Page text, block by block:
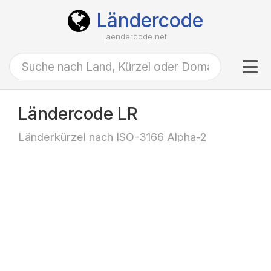
Ländercode
laendercode.net
Ländercode LR
Länderkürzel nach ISO-3166 Alpha-2